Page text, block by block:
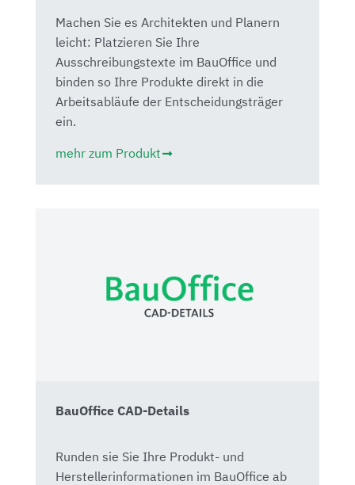
Machen Sie es Architekten und Planern
leicht: Platzieren Sie Ihre
Ausschreibungstexte im BauOffice und
binden so Ihre Produkte direkt in die
Arbeitsabläufe der Entscheidungsträger
ein.
mehr zum Produkt
BauOffice CAD-Details
Runden sie Sie Ihre Produkt- und
Herstellerinformationen im BauOffice ab